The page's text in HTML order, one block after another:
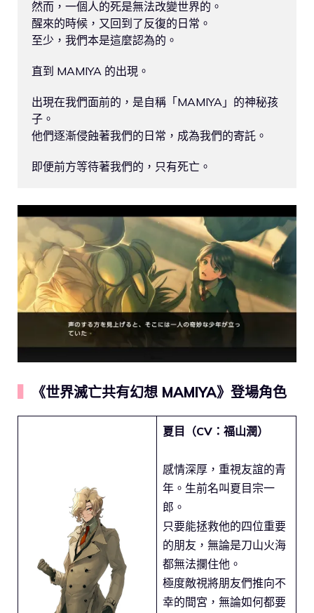
然而，一個人的死是無法改變世界的。
醒來的時候，又回到了反復的日常。
至少，我們本是這麼認為的。
直到 MAMIYA 的出現。
出現在我們面前的，是自稱「MAMIYA」的神秘孩
子。
他們逐漸侵蝕著我們的日常，成為我們的寄託。
《世界滅亡共有幻想 MAMIYA》登場角色
夏目（CV：福山潤）
感情深厚，重視友誼的青
年。生前名叫夏目宗一
郎。
只要能拯救他的四位重要
的朋友，無論是刀山火海
都無法攔住他。
極度敵視將朋友們推向不
幸的間宮，無論如何都要